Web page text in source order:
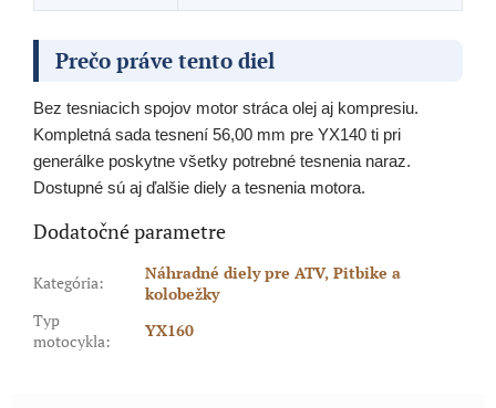
Prečo práve tento diel
Bez tesniacich spojov motor stráca olej aj kompresiu.
Kompletná sada tesnení 56,00 mm pre YX140 ti pri
generálke poskytne všetky potrebné tesnenia naraz.
Dostupné sú aj ďalšie diely a tesnenia motora.
Dodatočné parametre
Kategória:
Náhradné diely pre ATV, Pitbike a
kolobežky
Typ
motocykla:
YX160